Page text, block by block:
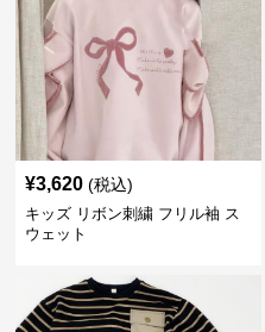
¥3,620 (税込)
キッズ リボン刺繍 フリル袖 ス
ウェット